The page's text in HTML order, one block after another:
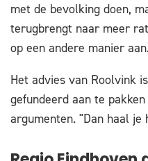
met de bevolking doen,
terugbrengt naar meer
op een andere manier
Het advies van Roolvink
gefundeerd aan te
argumenten. "Dan haal